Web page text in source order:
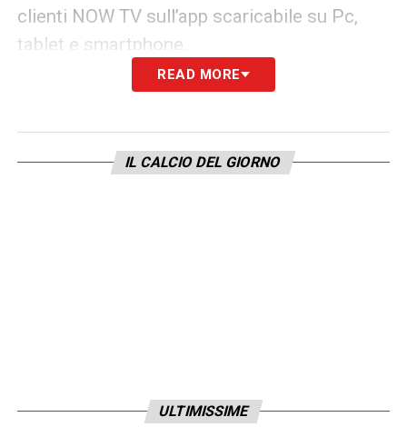
clienti NOW TV sull’app scaricabile su Pc,
tablet e smartphone.
READ MORE
IL CALCIO DEL GIORNO
ULTIMISSIME